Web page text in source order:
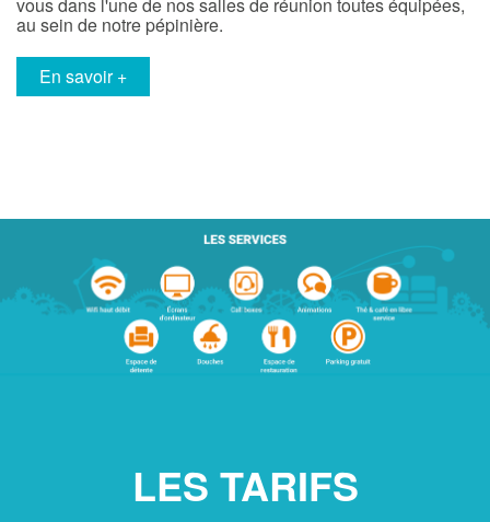
au sein de notre pépinière.
en savoir +
LES TARIFS